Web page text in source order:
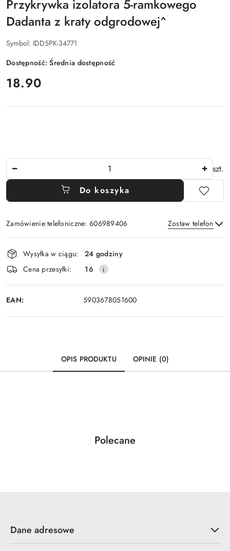
Przykrywka izolatora 5-ramkowego
Dadanta z kraty odgrodowej^
Symbol: IDD5PK-34771
Dostępność:Średnia dostępność
cena:
18.90
szt.
Do koszyka
Zamówienie telefoniczne: 606989406 Zostaw telefon
Wyślij
Dostępność
i
dostawa
Wysyłka w ciągu:
24 godziny
Cena przesyłki:
16
EAN: 5903678051600
OPIS PRODUKTU OPINIE (0)
Pomiń karuzelę produktów
Produkty
Polecane
Dane adresowe